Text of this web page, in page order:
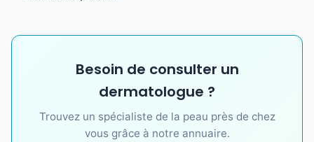
Besoin de consulter un
dermatologue ?
Trouvez un spécialiste de la peau près de chez
vous grâce à notre annuaire.